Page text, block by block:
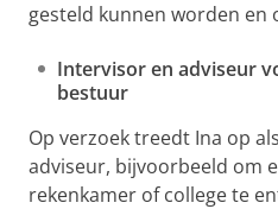
gesteld kunnen worden en
Intervisor en adviseur
bestuur
Op verzoek treedt Ina op
adviseur, bijvoorbeeld om
rekenkamer of college te